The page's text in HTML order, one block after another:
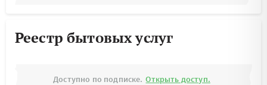
Реестр бытовых услуг
Доступно по подписке. Открыть доступ.